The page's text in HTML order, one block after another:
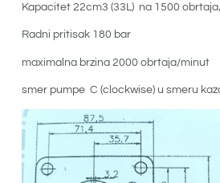
Kapacitet 22cm3 (33L) na 1500
Radni pritisak 180 bar
maximalna brzina 2000 obrtaja/minut
smer pumpe C (clockwise) u smeru